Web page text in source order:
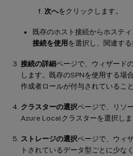
次へをクリックします。
既存のホスト接続からホステ
接続を使用を選択し、関連する
接続の詳細ページで、ウィザード
します。既存のSPNを使用する場
作成者ロールが付与されているこ
クラスターの選択ページで、リソ
Azure Localクラスターを選択しま
ストレージの選択ページで、ウィ
トされているデータ型ごとに少な